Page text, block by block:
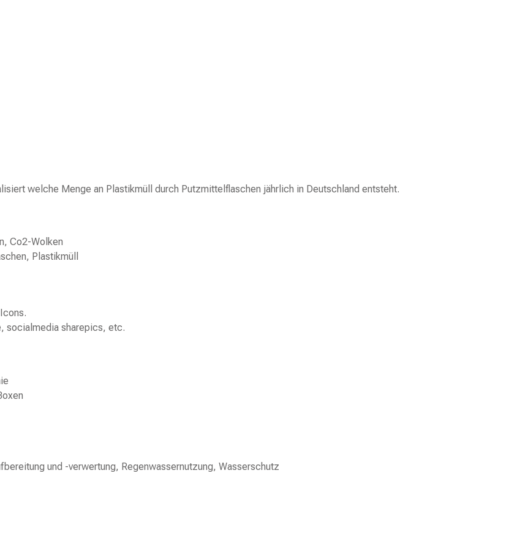
welche Menge an Plastikmüll durch Putzmittelflaschen jährlich in Deutschland entsteht.
socialmedia sharepics, etc.
und -verwertung, Regenwassernutzung, Wasserschutz